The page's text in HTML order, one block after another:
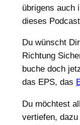
übrigens auch
dieses
Du wünscht
Richtung
buche doch
das EPS, das
Du möchtest
vertiefen,